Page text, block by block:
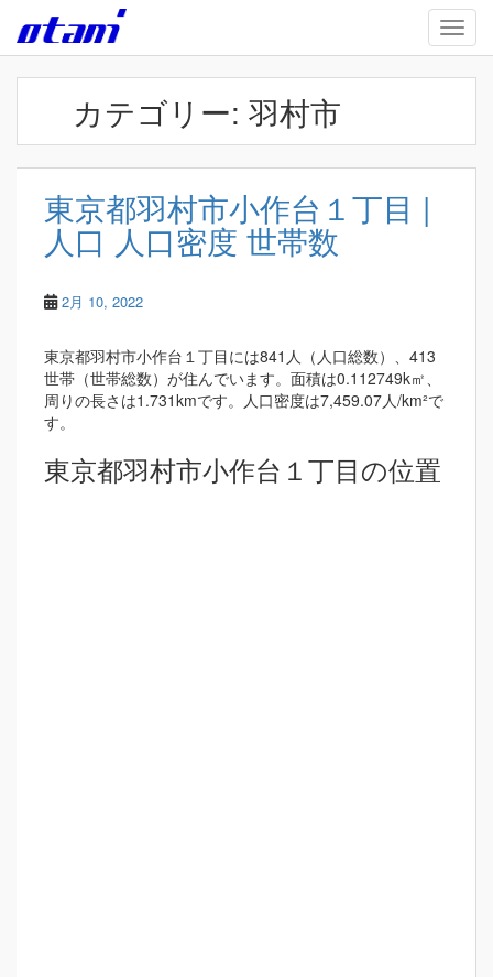
Skip to main content
カテゴリー: 羽村市
東京都羽村市小作台１丁目 |
人口 人口密度 世帯数
2月 10, 2022
東京都羽村市小作台１丁目には841人（人口総数）、413
世帯（世帯総数）が住んでいます。面積は0.112749k㎡、
周りの長さは1.731kmです。人口密度は7,459.07人/km²で
す。
東京都羽村市小作台１丁目の位置